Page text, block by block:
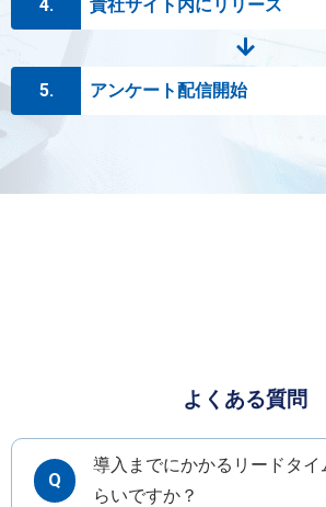
4. 貴社サイト内にリリース
5. アンケート配信開始
よくある質問
Q
導入までにかかるリードタイ
らいですか？